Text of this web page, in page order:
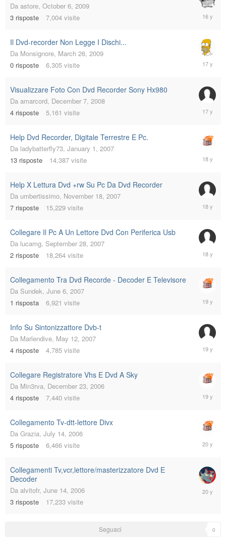
Da astore, October 6, 2009
3 risposte 7,004 visite
October
9,
Il Dvd-recorder Non Legge I Dischi...
Da Monsignore, March 26, 2009
0 risposte 6,305 visite
March
26,
Visualizzare Foto Con Dvd Recorder Sony Hx980
Da amarcord, December 7, 2008
4 risposte 5,161 visite
8,
Help Dvd Recorder, Digitale Terrestre E Pc.
Da ladybatterfly73, January 1, 2007
13 risposte 14,387 visite
February
17,
Help X Lettura Dvd +rw Su Pc Da Dvd Recorder
Da umbertissimo, November 18, 2007
7 risposte 15,229 visite
9,
Collegare Il Pc A Un Lettore Dvd Con Periferica Usb
Da lucamg, September 28, 2007
2 risposte 18,264 visite
October
3,
Collegamento Tra Dvd Recorde - Decoder E Televisore
Da Sundek, June 6, 2007
1 risposta 6,921 visite
June
7,
Info Su Sintonizzattore Dvb-t
Da Marlendive, May 12, 2007
4 risposte 4,785 visite
May
13,
Collegare Registratore Vhs E Dvd A Sky
Da Min3rva, December 23, 2006
4 risposte 7,440 visite
24,
Collegamento Tv-dtt-lettore Divx
Da Grazia, July 14, 2006
5 risposte 6,466 visite
July
14,
Collegamenti Tv,vcr,lettore/masterizzatore Dvd E
Decoder
Da alvitofr, June 14, 2006
3 risposte 17,233 visite
June
14,
Seguaci 0